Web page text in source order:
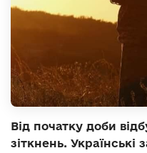
Від початку доби
зіткнень.